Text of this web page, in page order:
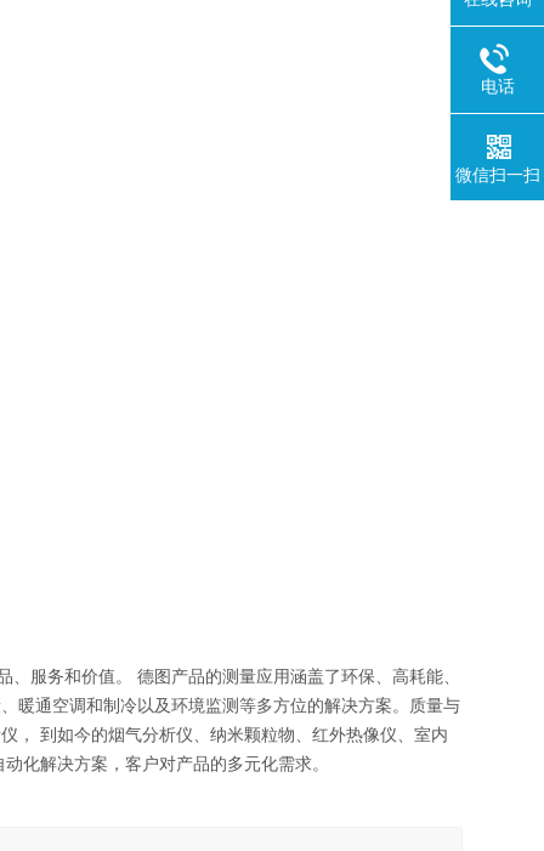
服务和价值。 德图产品的测量应用涵盖了环保、高耗能、
暖通空调和制冷以及环境监测等多方位的解决方案。质量与
， 到如今的烟气分析仪、纳米颗粒物、红外热像仪、室内
化解决方案，客户对产品的多元化需求。
电话
微信扫一扫